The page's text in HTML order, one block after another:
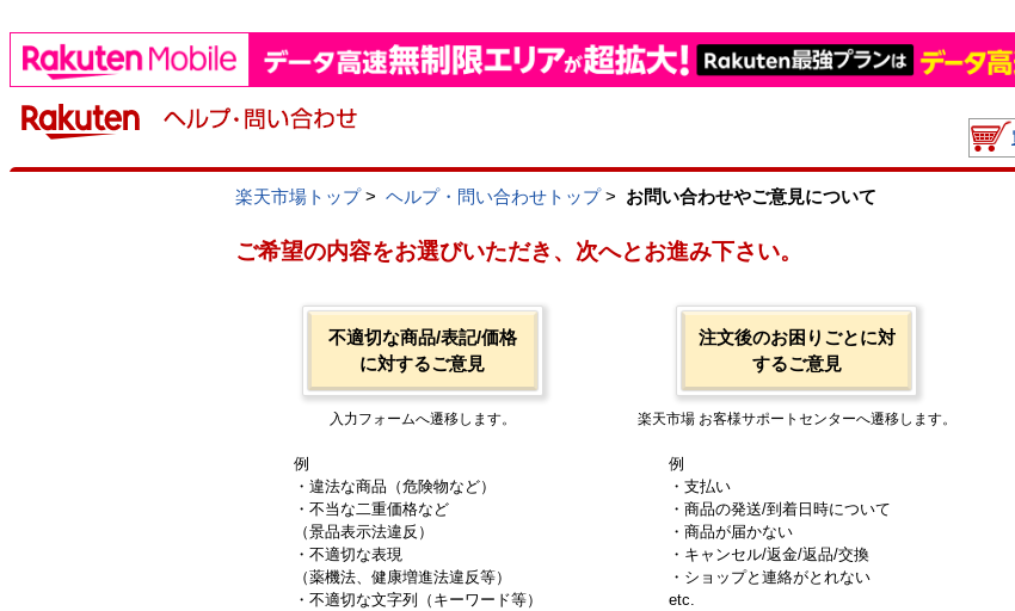
楽天市場トップ> ヘルプ・問い合わせトップ> お問い合わせやご意見について
ご希望の内容をお選びいただき、次へとお進み下さい。
不適切な商品/表記/価格
に対するご意見
入力フォームへ遷移します。
例
・違法な商品（危険物など）
・不当な二重価格など
（景品表示法違反）
・不適切な表現
（薬機法、健康増進法違反等）
・不適切な文字列（キーワード等）
注文後のお困りごとに対
するご意見
楽天市場 お客様サポートセンターへ遷移します。
例
・支払い
・商品の発送/到着日時について
・商品が届かない
・キャンセル/返金/返品/交換
・ショップと連絡がとれない
etc.